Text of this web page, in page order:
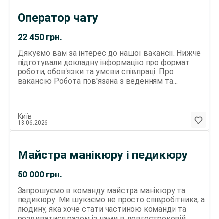
картами заготовки підтримувати порядок на кухні
Що для нас важливо: охайність та
відповідальність любов до своєї справи вміння
розвиватись та працювати в команді досвід
роботи від 6 місяців диплом кухаря буде
перевагою Пишіть в повідомлення або
телефонуйте для деталей.
22 450 грн.
Оператор чату
Дякуємо вам за інтерес до нашої вакансії. Нижче
підготували докладну інформацію про формат
роботи, обов'язки та умови співпраці. Про
вакансію Робота пов'язана з веденням та
завдання співробітника, підтримувати
комунікацію з користувачами, вести листування,
початковому етапі кожному співробітнику
надаються робочі облікові записи для ведення.
Обов'язки На початку зміни необхідно фіксувати
подальшого обліку результатів. Протягом зміни до
ваших завдань буде входити: • публікація
контенту згідно з встановленим планом; •
Київ
18.06.2026
50 000 грн.
Майстра манікюру і педикюру
Запрошуємо в команду майстра манікюру та
педикюру: Ми шукаємо не просто співробітника, а
людину, яка хоче стати частиною команди та